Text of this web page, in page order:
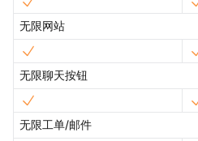
无限网站
无限聊天按钮
无限工单/邮件